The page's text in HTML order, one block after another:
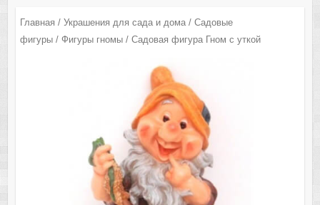
Главная / Украшения для сада и дома/ Садовые
фигуры/ Фигуры гномы/ Садовая фигура Гном с уткой